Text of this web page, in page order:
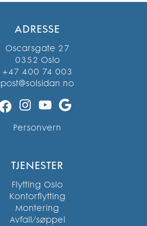
ADRESSE
Oscarsgate 27
0352 Oslo
+47 400 74 003
post@solsidan.no
Facebook
Instagram
YouTube
Personvern
TJENESTER
Flytting Oslo
Kontorflytting
Montering
Avfall/søppel